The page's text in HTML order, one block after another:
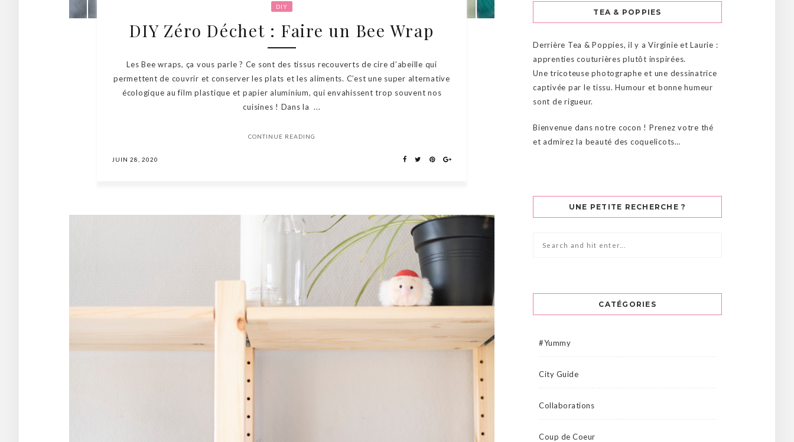
DIY
DIY Zéro Déchet : Faire un Bee Wrap
Les Bee wraps, ça vous parle ? Ce sont des tissus recouverts de cire d’abeille qui
permettent de couvrir et conserver les plats et les aliments. C’est une super alternative
écologique au film plastique et papier aluminium, qui envahissent trop souvent nos
cuisines ! Dans la ...
CONTINUE READING
JUIN 28, 2020
TEA & POPPIES
Derrière Tea & Poppies, il y a Virginie et Laurie :
apprenties couturières plutôt inspirées.
Une tricoteuse photographe et une dessinatrice
captivée par le tissu. Humour et bonne humeur
sont de rigueur.
Bienvenue dans notre cocon ! Prenez votre thé
et admirez la beauté des coquelicots…
UNE PETITE RECHERCHE ?
CATÉGORIES
#Yummy
City Guide
Collaborations
Coup de Coeur